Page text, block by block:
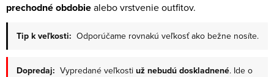
prechodné obdobiealebo vrstvenie outfitov.
Tip k veľkosti: Odporúčame rovnakú veľkosť ako bežne nosíte.
Dopredaj: Vypredané veľkosti už nebudú doskladnené. Ide o